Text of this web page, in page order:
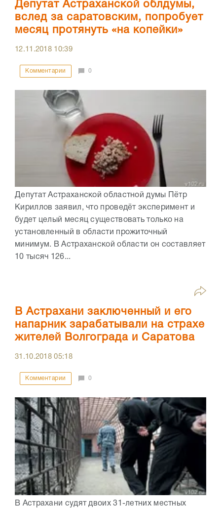
Депутат Астраханской облдумы,
вслед за саратовским, попробует
месяц протянуть «на копейки»
12.11.2018 10:39
Комментарии 0
Депутат Астраханской областной думы Пётр
Кириллов заявил, что проведёт эксперимент и
будет целый месяц существовать только на
установленный в области прожиточный
минимум. В Астраханской области он составляет
10 тысяч 126...
В Астрахани заключенный и его
напарник зарабатывали на страхе
жителей Волгограда и Саратова
31.10.201805:18
Комментарии 0
В Астрахани судят двоих 31-летних местных